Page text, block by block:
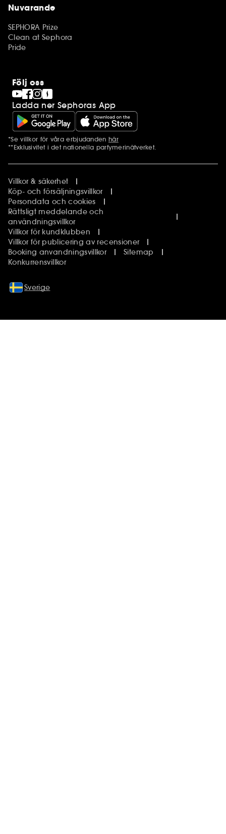
Nuvarande
SEPHORA Prize
Clean at Sephora
Pride
Följ oss
Ladda ner Sephoras App
Ytterligare information
*Se villkor för våra erbjudanden här
**Exklusivitet i det nationella parfymerinätverket.
Villkor & säkerhet
Köp- och försäljningsvillkor
Persondata och cookies
Rättsligt meddelande och
användningsvillkor
Villkor för kundklubben
Villkor för publicering av recensioner
Booking anvandningsvillkor
Sitemap
Konkurrensvillkor
Sverige